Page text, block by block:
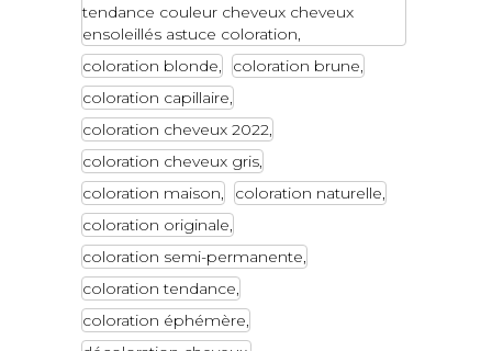
tendance couleur cheveux cheveux
ensoleillés astuce coloration
coloration blonde
coloration brune
coloration capillaire
coloration cheveux 2022
coloration cheveux gris
coloration maison
coloration naturelle
coloration originale
coloration semi-permanente
coloration tendance
coloration éphémère